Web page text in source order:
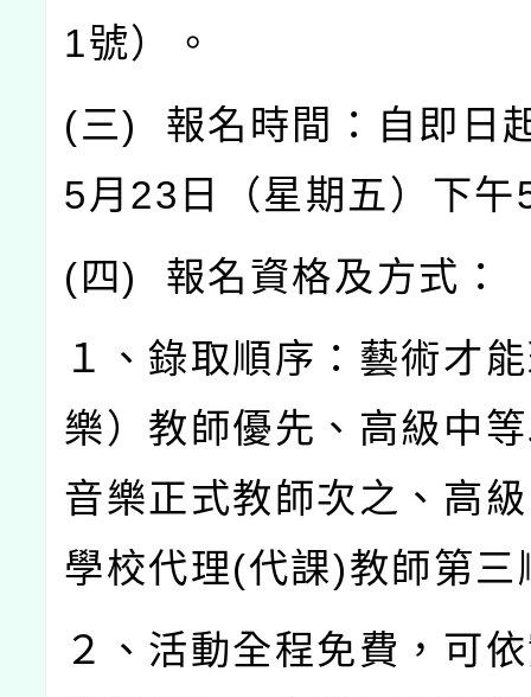
1號）。
(三) 報名時間：自即日
5月 23 日（星期五）下午
( 四) 報名資格及方式：
１、錄取順序：藝術才
樂）教師優先、高級中
音樂正式教師次之、高
學校代理(代課)教師第三
２、活動全程免費，可